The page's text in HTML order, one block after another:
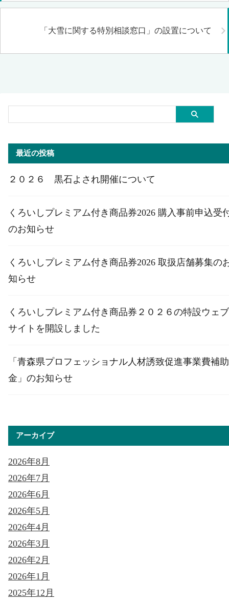
「大雪に関する特別相談窓口」の設置について
最近の投稿
２０２６ 黒石よされ開催について
くろいしプレミアム付き商品券2026 購入事前申込受
のお知らせ
くろいしプレミアム付き商品券2026 取扱店舗募集の
知らせ
くろいしプレミアム付き商品券２０２６の特設ウェブ
サイトを開設しました
「青森県プロフェッショナル人材誘致促進事業費補助
金」のお知らせ
アーカイブ
2026年8月
2026年7月
2026年6月
2026年5月
2026年4月
2026年3月
2026年2月
2026年1月
2025年12月